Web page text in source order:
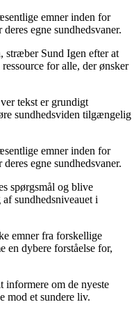
emner inden for
egne sundhedsvaner.
stræber Sund Igen efter at
for alle, der ønsker
tekst er grundigt
sundhedsviden tilgængelig
emner inden for
egne sundhedsvaner.
spørgsmål og blive
sundhedsniveauet i
emner fra forskellige
en dybere forståelse for,
informere om de nyeste
mod et sundere liv.